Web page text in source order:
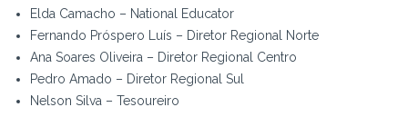
Elda Camacho – National Educator
Fernando Próspero Luís – Diretor Regional Norte
Ana Soares Oliveira – Diretor Regional Centro
Pedro Amado – Diretor Regional Sul
Nelson Silva – Tesoureiro